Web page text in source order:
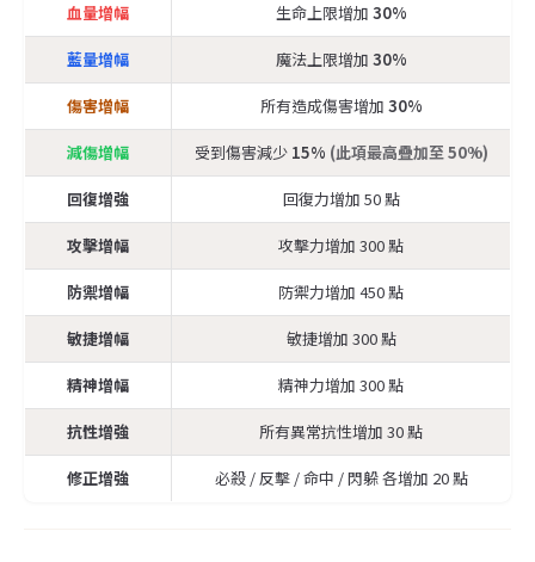
血量增幅 生命上限增加 30%
藍量增幅 魔法上限增加 30%
傷害增幅 所有造成傷害增加 30%
減傷增幅 受到傷害減少 15% (此項最高疊加至 50%)
回復增強 回復力增加 50 點
攻擊增幅 攻擊力增加 300 點
防禦增幅 防禦力增加 450 點
敏捷增幅 敏捷增加 300 點
精神增幅 精神力增加 300 點
抗性增強 所有異常抗性增加 30 點
修正增強 必殺 / 反擊 / 命中 / 閃躲 各增加 20 點